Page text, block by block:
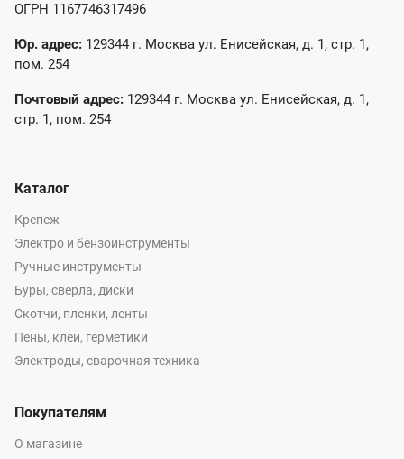
ОГРН 1167746317496
Юр. адрес: 129344 г. Москва ул. Енисейская, д. 1, стр. 1,
пом. 254
Почтовый адрес: 129344 г. Москва ул. Енисейская, д. 1,
стр. 1, пом. 254
Каталог
Крепеж
Электро и бензоинструменты
Ручные инструменты
Буры, сверла, диски
Скотчи, пленки, ленты
Пены, клеи, герметики
Электроды, сварочная техника
Покупателям
О магазине